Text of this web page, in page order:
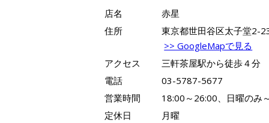
店名
赤星
住所
東京都世田谷区太子堂2-
>> GoogleMapで見る
アクセス
三軒茶屋駅から徒歩４分
電話
03-5787-5677
営業時間
18:00～26:00、日曜のみ
定休日
月曜